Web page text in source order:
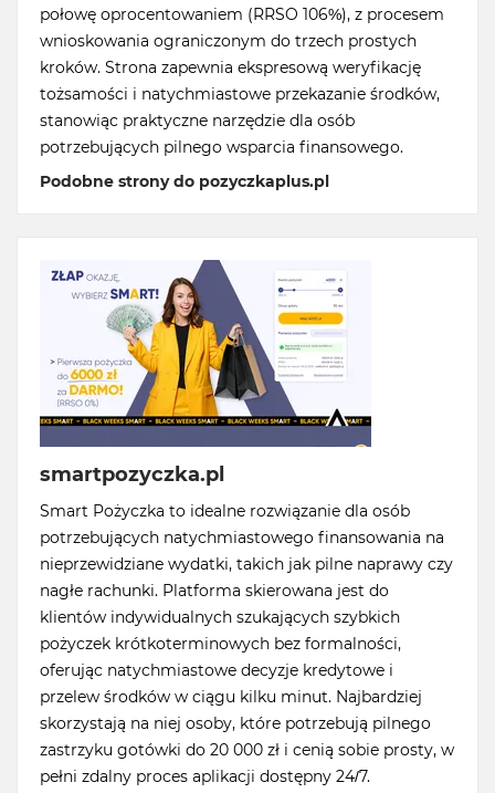
połowę oprocentowaniem (RRSO 106%), z procesem
wnioskowania ograniczonym do trzech prostych
kroków. Strona zapewnia ekspresową weryfikację
tożsamości i natychmiastowe przekazanie środków,
stanowiąc praktyczne narzędzie dla osób
potrzebujących pilnego wsparcia finansowego.
Podobne strony do pozyczkaplus.pl
smartpozyczka.pl
Smart Pożyczka to idealne rozwiązanie dla osób
potrzebujących natychmiastowego finansowania na
nieprzewidziane wydatki, takich jak pilne naprawy czy
nagłe rachunki. Platforma skierowana jest do
klientów indywidualnych szukających szybkich
pożyczek krótkoterminowych bez formalności,
oferując natychmiastowe decyzje kredytowe i
przelew środków w ciągu kilku minut. Najbardziej
skorzystają na niej osoby, które potrzebują pilnego
zastrzyku gotówki do 20 000 zł i cenią sobie prosty, w
pełni zdalny proces aplikacji dostępny 24/7.